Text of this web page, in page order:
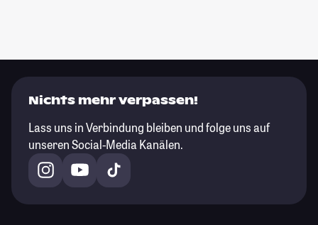
Nichts mehr verpassen!
Lass uns in Verbindung bleiben und folge uns auf
unseren Social-Media Kanälen.